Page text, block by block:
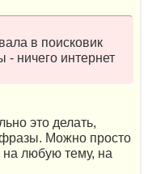
в поисковик
- ничего интернет
это делать,
Можно просто
на любую тему, на